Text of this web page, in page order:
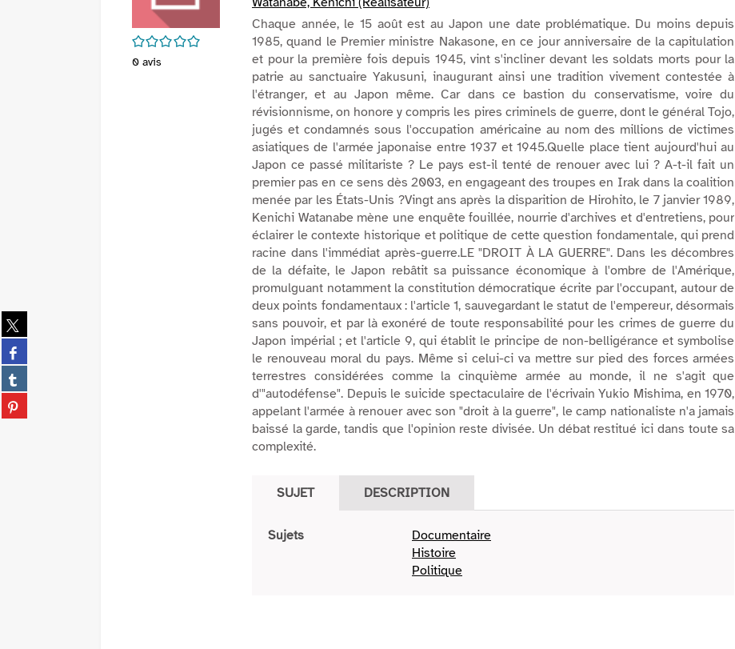
Partager
sur
twitter
(Nouvelle
fenêtre)
Partager
sur
facebook
(Nouvelle
fenêtre)
Partager
sur
tumblr
Partager
sur
/5
0 avis
Chaque année, le 15 août est au Japon une date problématique. Du moins depuis
1985, quand le Premier ministre Nakasone, en ce jour anniversaire de la capitulation
et pour la première fois depuis 1945, vint s'incliner devant les soldats morts pour la
patrie au sanctuaire Yakusuni, inaugurant ainsi une tradition vivement contestée à
l'étranger, et au Japon même. Car dans ce bastion du conservatisme, voire du
révisionnisme, on honore y compris les pires criminels de guerre, dont le général Tojo,
jugés et condamnés sous l'occupation américaine au nom des millions de victimes
asiatiques de l'armée japonaise entre 1937 et 1945.Quelle place tient aujourd'hui au
Japon ce passé militariste ? Le pays est-il tenté de renouer avec lui ? A-t-il fait un
premier pas en ce sens dès 2003, en engageant des troupes en Irak dans la coalition
menée par les États-Unis ?Vingt ans après la disparition de Hirohito, le 7 janvier 1989,
Kenichi Watanabe mène une enquête fouillée, nourrie d'archives et d'entretiens, pour
éclairer le contexte historique et politique de cette question fondamentale, qui prend
racine dans l'immédiat après-guerre.LE "DROIT À LA GUERRE". Dans les décombres
de la défaite, le Japon rebâtit sa puissance économique à l'ombre de l'Amérique,
promulguant notamment la constitution démocratique écrite par l'occupant, autour de
deux points fondamentaux : l'article 1, sauvegardant le statut de l'empereur, désormais
sans pouvoir, et par là exonéré de toute responsabilité pour les crimes de guerre du
Japon impérial ; et l'article 9, qui établit le principe de non-belligérance et symbolise
le renouveau moral du pays. Même si celui-ci va mettre sur pied des forces armées
terrestres considérées comme la cinquième armée au monde, il ne s'agit que
d'"autodéfense". Depuis le suicide spectaculaire de l'écrivain Yukio Mishima, en 1970,
appelant l'armée à renouer avec son "droit à la guerre", le camp nationaliste n'a jamais
baissé la garde, tandis que l'opinion reste divisée. Un débat restitué ici dans toute sa
complexité.
SUJET DESCRIPTION
Sujets
Documentaire
Histoire
Politique